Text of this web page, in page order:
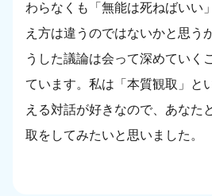
わらなくも「無能は死ねばいい
え方は違うのではないかと思う
うした議論は会って深めていく
ています。私は「本質観取」と
える対話が好きなので、あなた
取をしてみたいと思いました。